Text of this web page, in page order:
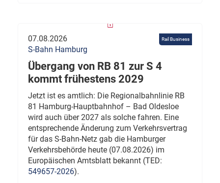
Rail Business
07.08.2026
S-Bahn Hamburg
Übergang von RB 81 zur S 4
kommt frühestens 2029
Jetzt ist es amtlich: Die Regionalbahnlinie RB
81 Hamburg-Hauptbahnhof – Bad Oldesloe
wird auch über 2027 als solche fahren. Eine
entsprechende Änderung zum Verkehrsvertrag
für das S-Bahn-Netz gab die Hamburger
Verkehrsbehörde heute (07.08.2026) im
Europäischen Amtsblatt bekannt (TED:
549657-2026).